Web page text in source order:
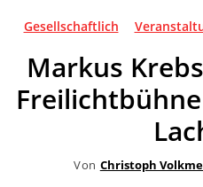
Gesellschaftlich
Markus
Von Christoph